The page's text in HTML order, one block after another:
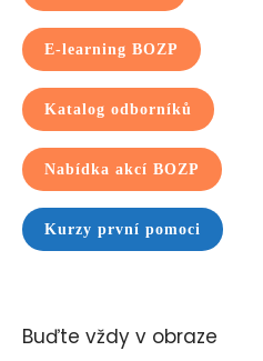
E-learning BOZP
Katalog odborníků
Nabídka akcí BOZP
Kurzy první pomoci
Buďte vždy v obraze